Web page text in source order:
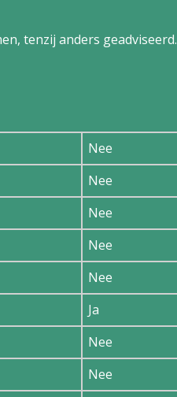
tenzij anders geadviseerd.
Nee
Nee
Nee
Nee
Nee
Ja
Nee
Nee